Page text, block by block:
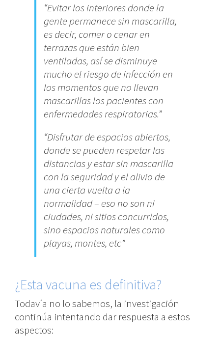
“Evitar los interiores donde la
gente permanece sin mascarilla,
es decir, comer o cenar en
terrazas que están bien
ventiladas, así se disminuye
mucho el riesgo de infección en
los momentos que no llevan
mascarillas los pacientes con
enfermedades respiratorias.”
“Disfrutar de espacios abiertos,
donde se pueden respetar las
distancias y estar sin mascarilla
con la seguridad y el alivio de
una cierta vuelta a la
normalidad – eso no son ni
ciudades, ni sitios concurridos,
sino espacios naturales como
playas, montes, etc”
¿Esta vacuna es definitiva?
Todavía no lo sabemos, la investigación
continúa intentando dar respuesta a estos
aspectos: